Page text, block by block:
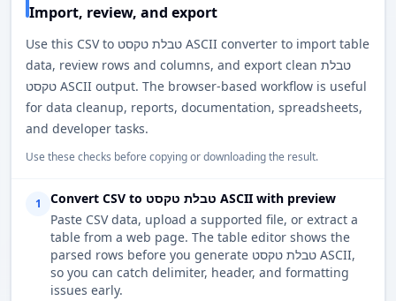
Import, review, and export
Use this CSV to טבלת טקסט ASCII converter to import table
data, review rows and columns, and export clean טבלת
טקסט ASCII output. The browser-based workflow is useful
for data cleanup, reports, documentation, spreadsheets,
and developer tasks.
Use these checks before copying or downloading the result.
1
Convert CSV to טבלת טקסט ASCII with preview
Paste CSV data, upload a supported file, or extract a
table from a web page. The table editor shows the
parsed rows before you generate טבלת טקסט ASCII,
so you can catch delimiter, header, and formatting
issues early.